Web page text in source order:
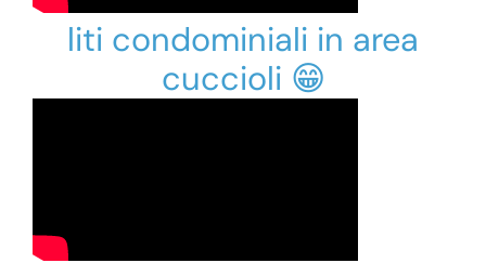
liti condominiali in area
cuccioli 😁